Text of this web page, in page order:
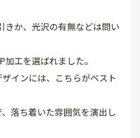
きか、光沢の有無などは問い
工を選ばれました。
インには、こちらがベスト
落ち着いた雰囲気を演出し